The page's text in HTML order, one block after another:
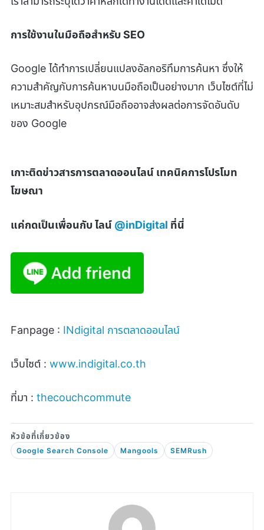
การใช้งานในมือถือสำหรับ SEO
Google ได้ทำการเปลี่ยนแปลงอัลกอริทึมการค้นหา ซึ่งให้
ความสำคัญกับการค้นหาบนมือถือเป็นอย่างมาก เว็บไซต์ที่ไม่
เหมาะสมสำหรับอุปกรณ์มือถืออาจส่งผลต่อการจัดอันดับ
ของ Google
เกาะติดข่าวสารการตลาดออนไลน์ เทคนิคการโปรโมท
โฆษณา
แค่กดเป็นเพื่อนกับ ไลน์ @inDigital ที่นี่
Fanpage : INdigital การตลาดออนไลน์
เว็บไซต์ : www.indigital.co.th
ที่มา : thecouchcommute
Google Search Console Mangools SEMRush